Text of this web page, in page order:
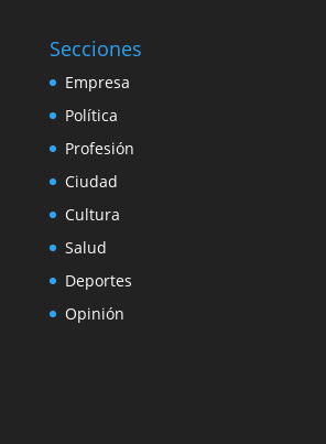
Secciones
Empresa
Política
Profesión
Ciudad
Cultura
Salud
Deportes
Opinión